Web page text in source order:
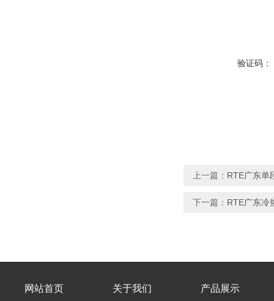
验证码：
上一篇： RTE广东单
下一篇： RTE广东冷
网站首页 关于我们 产品展示